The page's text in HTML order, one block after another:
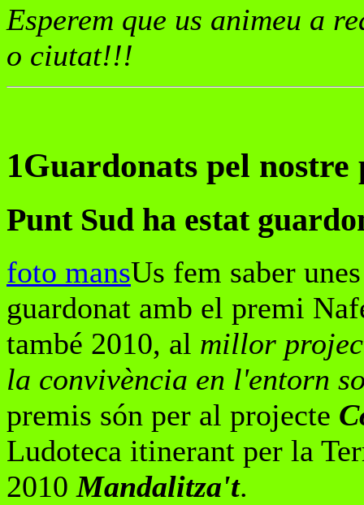
Esperem que us animeu a
o ciutat!!!
1Guardonats pel nostre
Punt Sud ha estat
foto mansUs fem saber
guardonat amb el premi
també 2010, al millor
la convivència en l'entorn
premis són per al projecte
Ludoteca itinerant per la
2010Mandalitza't.